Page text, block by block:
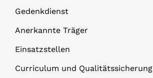
Gedenkdienst
Anerkannte Träger
Einsatzstellen
Curriculum und Qualitätssicherung